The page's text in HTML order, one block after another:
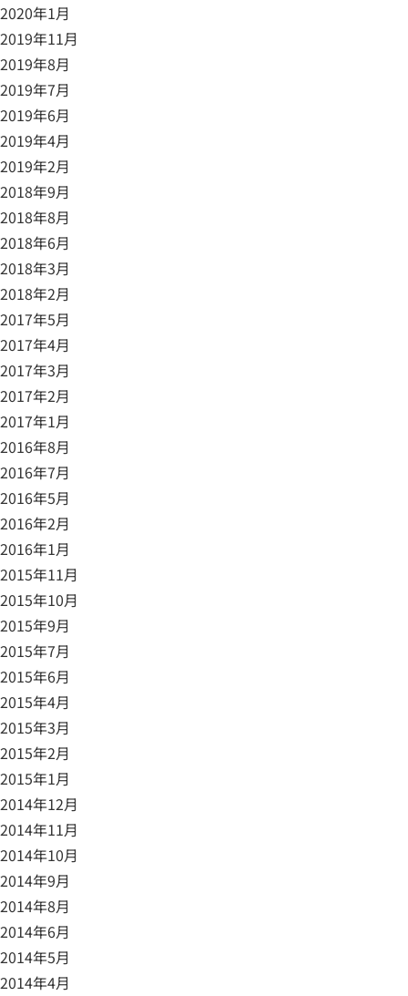
2020年1月
2019年11月
2019年8月
2019年7月
2019年6月
2019年4月
2019年2月
2018年9月
2018年8月
2018年6月
2018年3月
2018年2月
2017年5月
2017年4月
2017年3月
2017年2月
2017年1月
2016年8月
2016年7月
2016年5月
2016年2月
2016年1月
2015年11月
2015年10月
2015年9月
2015年7月
2015年6月
2015年4月
2015年3月
2015年2月
2015年1月
2014年12月
2014年11月
2014年10月
2014年9月
2014年8月
2014年6月
2014年5月
2014年4月